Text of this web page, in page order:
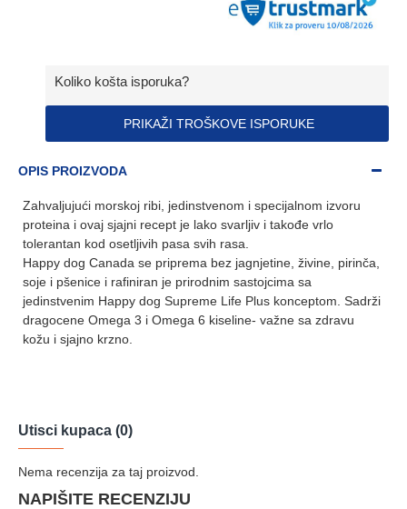
Koliko košta isporuka?
PRIKAŽI TROŠKOVE ISPORUKE
OPIS PROIZVODA
Zahvaljujući morskoj ribi, jedinstvenom i specijalnom izvoru
proteina i ovaj sjajni recept je lako svarljiv i takođe vrlo
tolerantan kod osetljivih pasa svih rasa.
Happy dog Canada se priprema bez jagnjetine, živine, pirinča,
soje i pšenice i rafiniran je prirodnim sastojcima sa
jedinstvenim Happy dog Supreme Life Plus konceptom. Sadrži
dragocene Omega 3 i Omega 6 kiseline- važne sa zdravu
kožu i sjajno krzno.
Utisci kupaca (0)
Nema recenzija za taj proizvod.
NAPIŠITE RECENZIJU